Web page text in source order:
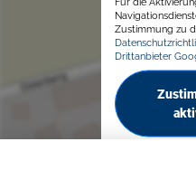
Zustimmung zu
Drittanbieter